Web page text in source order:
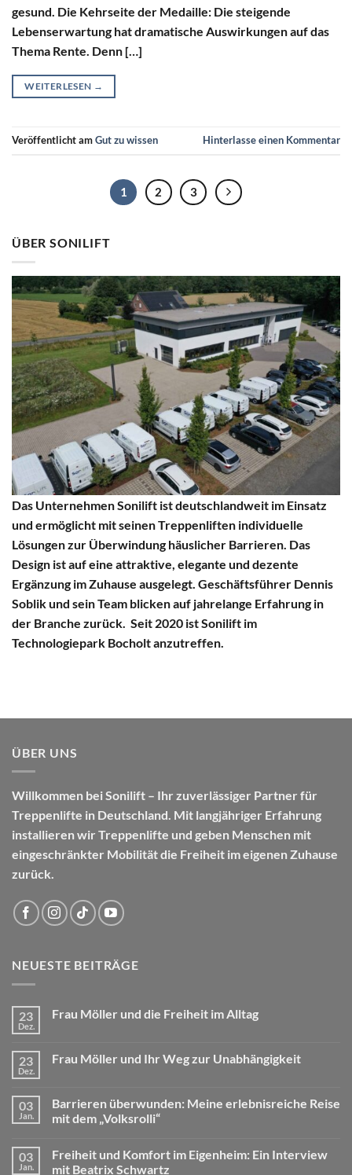
gesund. Die Kehrseite der Medaille: Die steigende
Lebenserwartung hat dramatische Auswirkungen auf das
Thema Rente. Denn […]
WEITERLESEN →
Veröffentlicht amGut zu wissen Hinterlasse einen Kommentar
1 2 3
ÜBER SONILIFT
Das Unternehmen Sonilift ist deutschlandweit im Einsatz
und ermöglicht mit seinen Treppenliften individuelle
Lösungen zur Überwindung häuslicher Barrieren. Das
Design ist auf eine attraktive, elegante und dezente
Ergänzung im Zuhause ausgelegt. Geschäftsführer Dennis
Soblik und sein Team blicken auf jahrelange Erfahrung in
der Branche zurück. Seit 2020 ist Sonilift im
Technologiepark Bocholt anzutreffen.
ÜBER UNS
Willkommen bei Sonilift – Ihr zuverlässiger Partner für
Treppenlifte in Deutschland. Mit langjähriger Erfahrung
installieren wir Treppenlifte und geben Menschen mit
eingeschränkter Mobilität die Freiheit im eigenen Zuhause
zurück.
NEUESTE BEITRÄGE
23
Dez.
Frau Möller und die Freiheit im Alltag
23
Dez.
Frau Möller und Ihr Weg zur Unabhängigkeit
03
Jan.
Barrieren überwunden: Meine erlebnisreiche Reise
mit dem „Volksrolli“
03
Jan.
Freiheit und Komfort im Eigenheim: Ein Interview
mit Beatrix Schwartz